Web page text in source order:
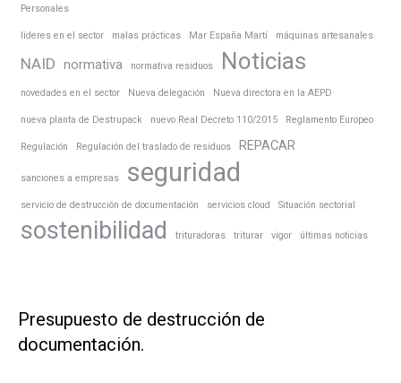
Personales
líderes en el sector malas prácticas Mar España Martí máquinas artesanales
NAID normativa normativa residuos Noticias
novedades en el sector Nueva delegación Nueva directora en la AEPD
nueva planta de Destrupack nuevo Real Decreto 110/2015 Reglamento Europeo
Regulación Regulación del traslado de residuos REPACAR
sanciones a empresas seguridad
servicio de destrucción de documentación servicios cloud Situación sectorial
sostenibilidad trituradoras triturar vigor últimas noticias
Presupuesto de destrucción de
documentación.